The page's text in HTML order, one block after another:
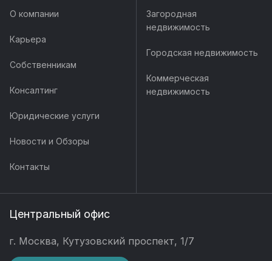
О компании
Карьера
Собственникам
Консалтинг
Юридические услуги
Новости и Обзоры
Контакты
Загородная
недвижимость
Городская недвижимость
Коммерческая
недвижимость
Центральный офис
г. Москва, Кутузовский проспект, 1/7